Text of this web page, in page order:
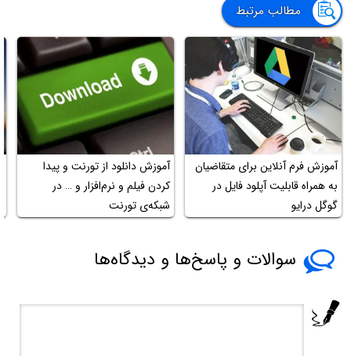
مطالب مرتبط
آموزش فرم آنلاین برای متقاضیان
به همراه قابلیت آپلود فایل در
گوگل درایو
آموزش دانلود از تورنت و پیدا
کردن فیلم و نرم‌افزار و … در
شبکه‌ی تورنت
سوالات و پاسخ‌ها و دیدگاه‌ها